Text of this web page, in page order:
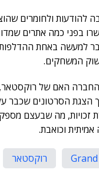
להודעות ולחומרים
בפני כמה אתרים
למעשה באחת ההדלפות
המשחקים.
החברה האם של רוקסטאר,
הסרטונים שכבר
מה שבעצם
וכואבת.
רוקסטאר